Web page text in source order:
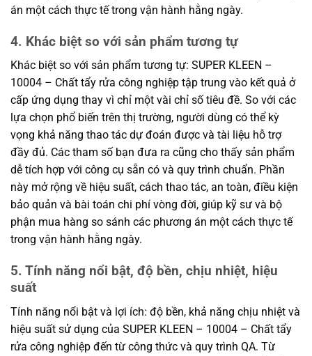
án một cách thực tế trong vận hành hằng ngày.
4. Khác biệt so với sản phẩm tương tự
Khác biệt so với sản phẩm tương tự: SUPER KLEEN –
10004 – Chất tẩy rửa công nghiệp tập trung vào kết quả ở
cấp ứng dụng thay vì chỉ một vài chỉ số tiêu đề. So với các
lựa chọn phổ biến trên thị trường, người dùng có thể kỳ
vọng khả năng thao tác dự đoán được và tài liệu hỗ trợ
đầy đủ. Các tham số bạn đưa ra cũng cho thấy sản phẩm
dễ tích hợp với công cụ sẵn có và quy trình chuẩn. Phần
này mở rộng về hiệu suất, cách thao tác, an toàn, điều kiện
bảo quản và bài toán chi phí vòng đời, giúp kỹ sư và bộ
phận mua hàng so sánh các phương án một cách thực tế
trong vận hành hằng ngày.
5. Tính năng nổi bật, độ bền, chịu nhiệt, hiệu
suất
Tính năng nổi bật và lợi ích: độ bền, khả năng chịu nhiệt và
hiệu suất sử dụng của SUPER KLEEN – 10004 – Chất tẩy
rửa công nghiệp đến từ công thức và quy trình QA. Từ